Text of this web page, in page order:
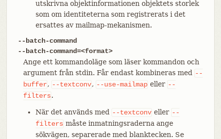
utskrivna objektinformationen objektets storlek
som om identiteterna som registrerats i det
ersattes av mailmap-mekanismen.
--batch-command
--batch-command=<format>
Ange ett kommandoläge som läser kommandon och
argument från stdin. Får endast kombineras med
--
buffer, --textconv, --use-mailmap eller --
filters.
När det används med --textconv eller --
filters måste inmatningsraderna ange
sökvägen, separerade med blanktecken. Se